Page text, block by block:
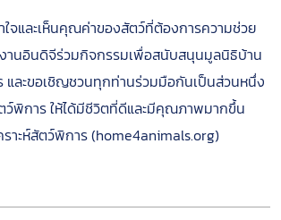
ใจและเห็นคุณค่าของสัตว์ที่ต้องการความช่วย
านอินดิจีร่วมกิจกรรมเพื่อสนับสนุนมูลนิธิบ้าน
และขอเชิญชวนทุกท่านร่วมมือกันเป็นส่วนหนึ่ง
ว์พิการ ให้ได้มีชีวิตที่ดีและมีคุณภาพมากขึ้น
าะห์สัตว์พิการ (home4animals.org)